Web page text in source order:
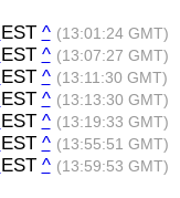
EST ^ (13:01:24 GMT)
EST ^ (13:07:27 GMT)
EST ^ (13:11:30 GMT)
EST ^ (13:13:30 GMT)
EST ^ (13:19:33 GMT)
EST ^ (13:55:51 GMT)
EST ^ (13:59:53 GMT)